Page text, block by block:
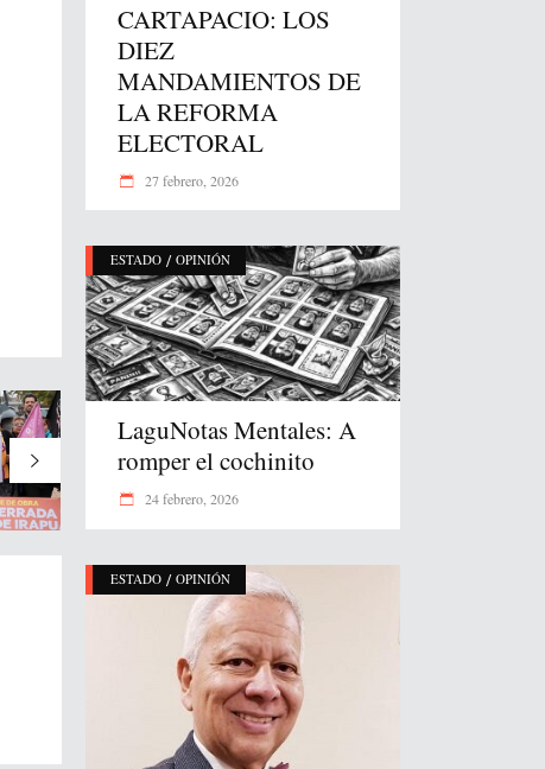
CARTAPACIO: LOS
DIEZ
MANDAMIENTOS DE
LA REFORMA
ELECTORAL
27 febrero, 2026
ESTADO / OPINIÓN
LaguNotas Mentales: A
romper el cochinito
24 febrero, 2026
ESTADO / OPINIÓN